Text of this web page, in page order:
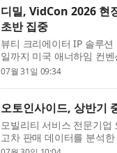
디밀, VidCon 2026 현
초반 집중
뷰티 크리에이터 IP 솔루
일까지 미국 애너하임 컨
영한 K뷰티 공식 공간 ‘밀리
07월 31일 09:34
오토인사이드, 상반기
모빌리티 서비스 전문기업
고차 판매 데이터를 분석
다고 30일 밝혔다. 특히 전